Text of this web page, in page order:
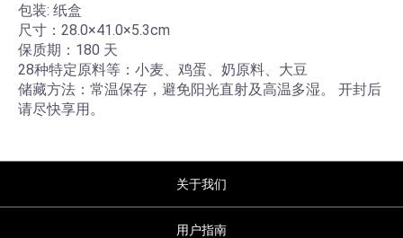
包装: 纸盒
尺寸：28.0×41.0×5.3cm
保质期：180 天
28种特定原料等：小麦、鸡蛋、奶原料、大豆
储藏方法：常温保存，避免阳光直射及高温多湿。 开封后
请尽快享用。
关于我们
用户指南